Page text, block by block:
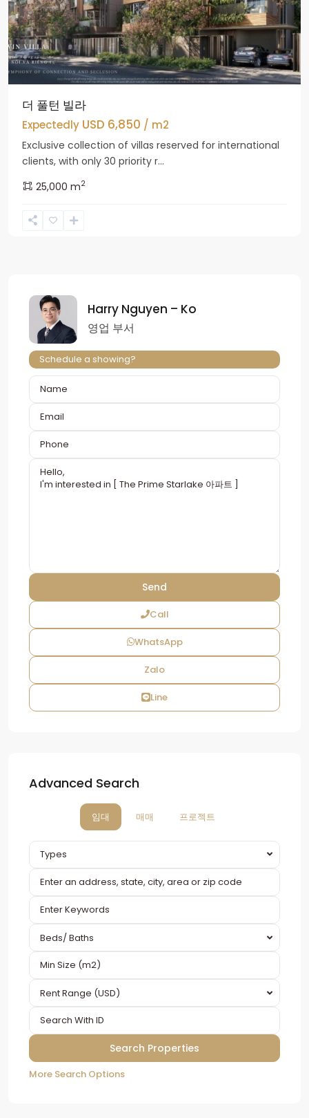
더 풀턴 빌라
Expectedly USD 6,850 / m2
Exclusive collection of villas reserved for international
clients, with only 30 priority r...
25,000 m2
Harry Nguyen – Ko
영업 부서
Schedule a showing?
Call
WhatsApp
Zalo
Line
Advanced Search
임대 매매 프로젝트
Types
Beds/ Baths
Rent Range (USD)
More Search Options